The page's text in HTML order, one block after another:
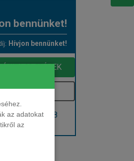
az adatokat
az
bennünket!
Hívjon bennünket!
KÉREK
e-mailben
+36 1 888 0088